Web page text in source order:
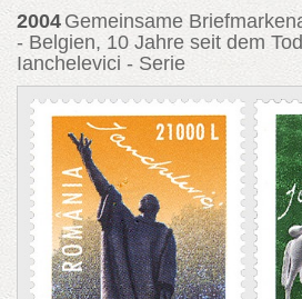
2004 Gemeinsame
- Belgien, 10 Jahre seit dem
Ianchelevici - Serie